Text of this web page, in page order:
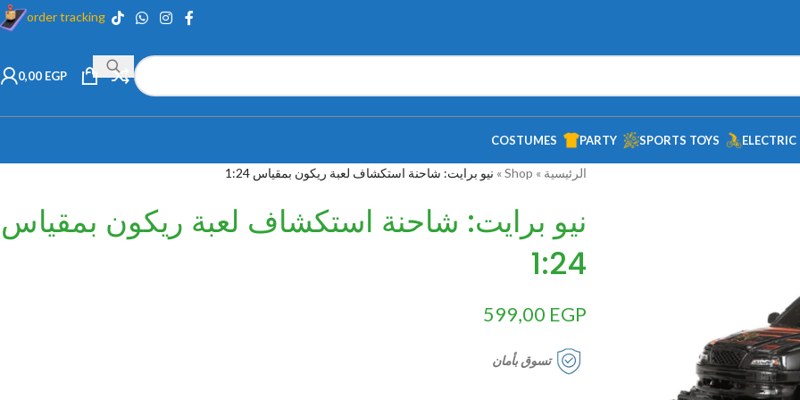
order tracking
0,00 EGP
ELECTRIC
SPORTS TOYS
PARTY
COSTUMES
الرئيسية »
Shop
» نيو برايت: شاحنة استكشاف لعبة ريكون بمقياس 1:24
نيو برايت: شاحنة استكشاف لعبة ريكون بمقياس
1:24
599,00 EGP
تسوق بأمان